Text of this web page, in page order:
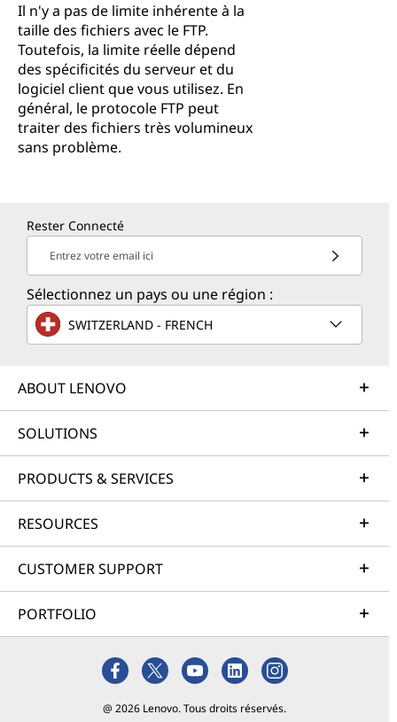
Il n'y a pas de limite inhérente à la
taille des fichiers avec le FTP.
Toutefois, la limite réelle dépend
des spécificités du serveur et du
logiciel client que vous utilisez. En
général, le protocole FTP peut
traiter des fichiers très volumineux
sans problème.
Rester Connecté
Entrez votre email ici
Sélectionnez un pays ou une région :
SWITZERLAND - FRENCH
ABOUT LENOVO
SOLUTIONS
PRODUCTS & SERVICES
RESOURCES
CUSTOMER SUPPORT
PORTFOLIO
@ 2026 Lenovo. Tous droits réservés.